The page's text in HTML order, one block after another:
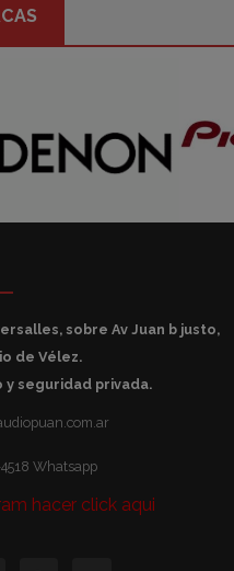
sobre Av Juan b justo,
de Vélez.
y seguridad privada.
Whatsapp
hacer click aqui